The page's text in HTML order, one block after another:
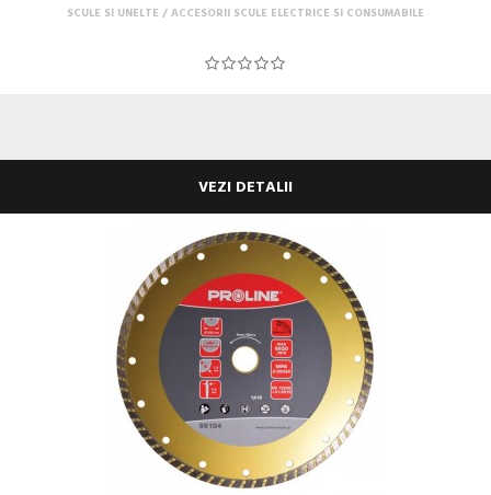
SCULE SI UNELTE ACCESORII SCULE ELECTRICE SI CONSUMABILE
VEZI DETALII